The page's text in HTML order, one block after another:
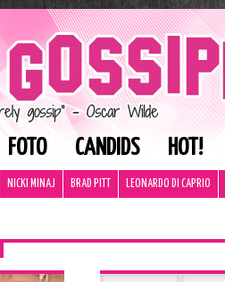
FOTO CANDIDS HOT!
NICKI MINAJ BRAD PITT LEONARDO DI CAPRIO